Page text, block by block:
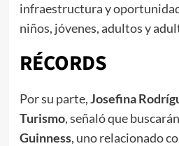
infraestructura y
niños, jóvenes, adultos y
RÉCORDS
Por su parte,Josefina
Turismo, señaló que buscarán
Guinness, uno relacionado